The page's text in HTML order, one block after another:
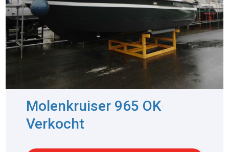
Molenkruiser 965 OK-
Verkocht